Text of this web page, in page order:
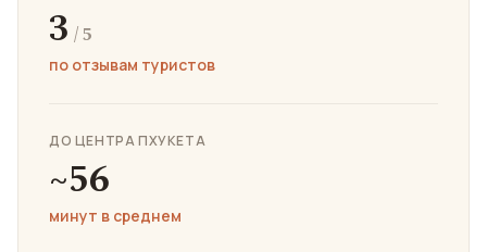
3 / 5
по отзывам туристов
ДО ЦЕНТРА ПХУКЕТА
~56
минут в среднем